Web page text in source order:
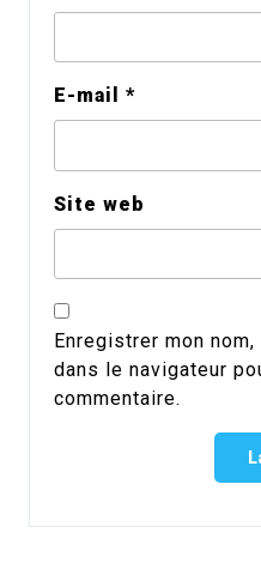
E-mail *
Site web
Enregistrer mon
dans le navigateur
commentaire.